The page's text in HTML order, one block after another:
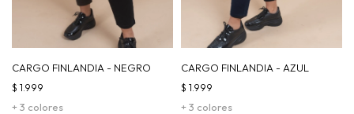
CARGO FINLANDIA - NEGRO
+ 3 colores
$ 1.999
CARGO FINLANDIA - AZUL
+ 3 colores
$ 1.999